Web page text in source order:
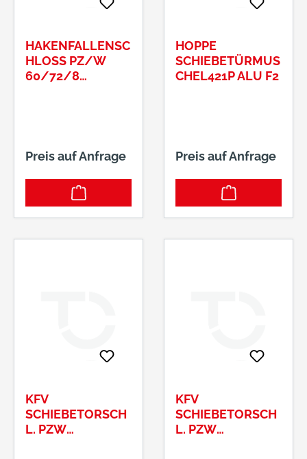
HAKENFALLENSC
HLOSS PZ/W
60/72/8
Preis auf Anfrage
HOPPE
SCHIEBETÜRMUS
CHEL421P ALU F2
Preis auf Anfrage
KFV
SCHIEBETORSCH
L. PZW
KFV
SCHIEBETORSCH
L. PZW